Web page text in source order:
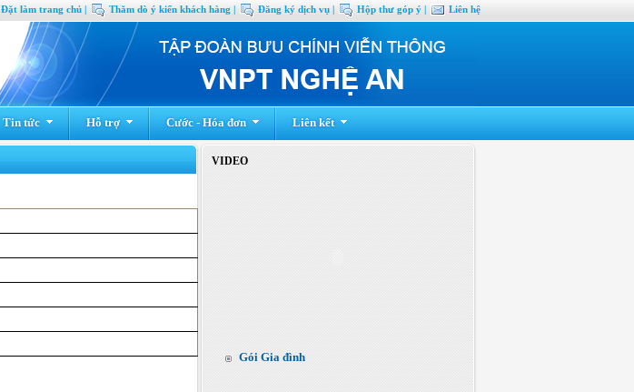
Liên hệ
Hộp thư góp ý |
Đăng ký dịch vụ |
Thăm dò ý kiến khách hàng |
Đặt làm trang chủ |
Tin tức Hỗ trợ Cước - Hóa đơn Liên kết
VIDEO
Gói Gia đình